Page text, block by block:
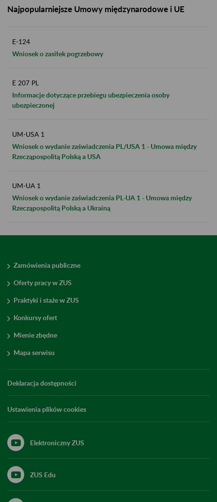
Najpopularniejsze Umowy międzynarodowe i UE
E-124
Wniosek o zasiłek pogrzebowy
E 207 PL
Informacje dotyczące przebiegu ubezpieczenia osoby
ubezpieczonej
UM-USA 1
Wniosek o wydanie zaświadczenia PL/USA 1 - Umowa między
Rzecząpospolitą Polską a USA
UM-UA 1
Wniosek o wydanie zaświadczenia PL-UA 1 - Umowa między
Rzecząpospolitą Polską a Ukrainą
Zamówienia publiczne
Oferty pracy w ZUS
Praktyki i staże w ZUS
Konkursy ofert
Mienie zbędne
Mapa serwisu
Deklaracja dostępności
Ustawienia plików cookies
Elektroniczny ZUS
ZUS Edu